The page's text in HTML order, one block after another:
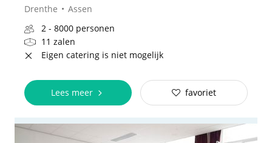
Drenthe
Assen
2 - 8000 personen
11 zalen
Eigen catering is niet mogelijk
Lees meer favoriet